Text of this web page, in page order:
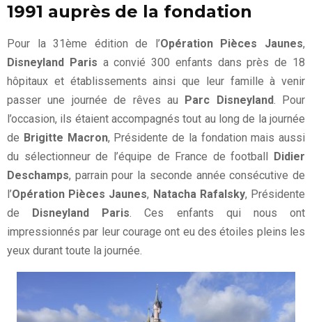
1991 auprès de la fondation
Pour la 31ème édition de l’Opération Pièces Jaunes,
Disneyland Paris a convié 300 enfants dans près de 18
hôpitaux et établissements ainsi que leur famille à venir
passer une journée de rêves au Parc Disneyland. Pour
l’occasion, ils étaient accompagnés tout au long de la journée
de Brigitte Macron, Présidente de la fondation mais aussi
du sélectionneur de l’équipe de France de football Didier
Deschamps, parrain pour la seconde année consécutive de
l’Opération Pièces Jaunes, Natacha Rafalsky, Présidente
de Disneyland Paris . Ces enfants qui nous ont
impressionnés par leur courage ont eu des étoiles pleins les
yeux durant toute la journée.